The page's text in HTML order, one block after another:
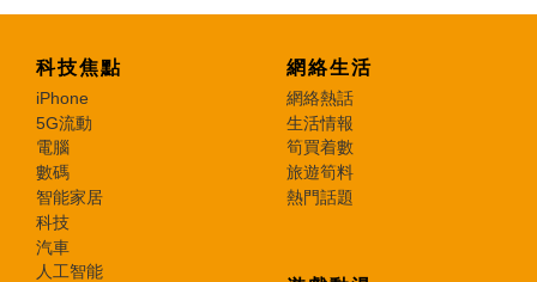
科技焦點
iPhone
5G流動
電腦
數碼
智能家居
科技
汽車
人工智能
網絡生活
網絡熱話
生活情報
筍買着數
旅遊筍料
熱門話題